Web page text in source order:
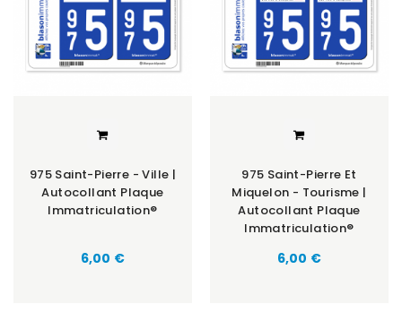
975 Saint-Pierre - Ville |
Autocollant Plaque
Immatriculation®
6,00 €
975 Saint-Pierre Et
Miquelon - Tourisme |
Autocollant Plaque
Immatriculation®
6,00 €